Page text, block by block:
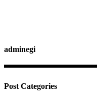
adminegi
Post Categories